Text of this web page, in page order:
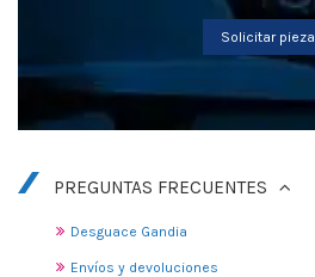
Solicitar pieza
PREGUNTAS FRECUENTES
Desguace Gandia
Envíos y devoluciones